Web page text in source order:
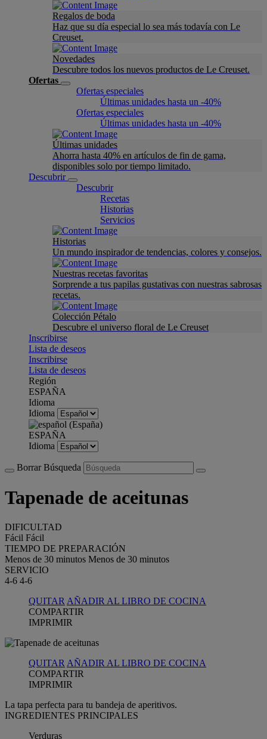
Regalos de boda
Haz que su día especial lo sea más todavía con Le
Creuset.
Novedades
Descubre todos los nuevos productos de Le Creuset.
Ofertas
Ofertas especiales
Últimas unidades hasta un -40%
Ofertas especiales
Últimas unidades hasta un -40%
Últimas unidades
Ahorra hasta 40% en artículos de fin de gama,
disponibles solo por tiempo limitado.
Descubrir
Descubrir
Recetas
Historias
Servicios
Historias
Un mundo inspirador de tendencias, colores y consejos.
Nuestras recetas favoritas
Sorprende a tus papilas gustativas con nuestras sabrosas
recetas.
Colección Pétalo
Descubre el universo floral de Le Creuset
Inscribirse
Lista de deseos
Inscribirse
Lista de deseos
Región
ESPAÑA
Idioma
Idioma
ESPAÑA
Idioma
Borrar Búsqueda
Tapenade de aceitunas
DIFICULTAD
Fácil Fácil
TIEMPO DE PREPARACIÓN
Menos de 30 minutos Menos de 30 minutos
SERVICIO
4-6 4-6
QUITAR AÑADIR AL LIBRO DE COCINA
COMPARTIR
IMPRIMIR
QUITAR AÑADIR AL LIBRO DE COCINA
COMPARTIR
IMPRIMIR
La tapa perfecta para tu bandeja de aperitivos.
INGREDIENTES PRINCIPALES
Verduras